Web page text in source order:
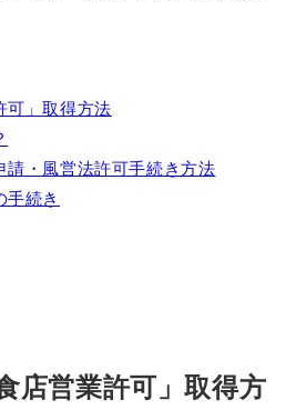
可」取得方法
請・風営法許可手続き方法
手続き
店営業許可」取得方